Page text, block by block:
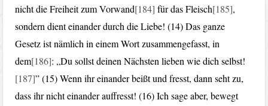
nicht die Freiheit zum Vorwand[184] für das Fleisch[185],
sondern dient einander durch die Liebe! (14) Das ganze
Gesetz ist nämlich in einem Wort zusammengefasst, in
dem[186]: „Du sollst deinen Nächsten lieben wie dich selbst!
[187]” (15) Wenn ihr einander beißt und fresst, dann seht zu,
dass ihr nicht einander auffresst! (16) Ich sage aber, bewegt